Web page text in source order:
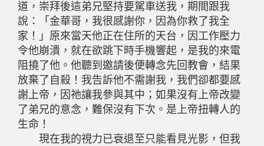
道，崇拜後這弟兄堅持要駕車送我，期間跟我
說：「金華哥，我很感謝你，因為你救了我全
家！」原來當天他正在住所的天台，因工作壓力
令他崩潰，就在欲跳下時手機響起，是我的來電
阻撓了他。他聽到邀請後便轉念先回教會，結果
放棄了自殺！我告訴他不需謝我，我們卻都要感
謝上帝，因祂讓我參與其中；如果沒有上帝改變
了弟兄的意念，難保沒有下次。是上帝扭轉人的
生命！
現在我的視力已衰退至只能看見光影，但我